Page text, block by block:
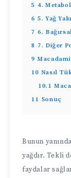
5 4.
6 5. Yağ
7 6.
8 7. Diğer
9
10 Nasıl
10.1
11 Sonuç
Bunun
yağdır. Tekli
faydalar